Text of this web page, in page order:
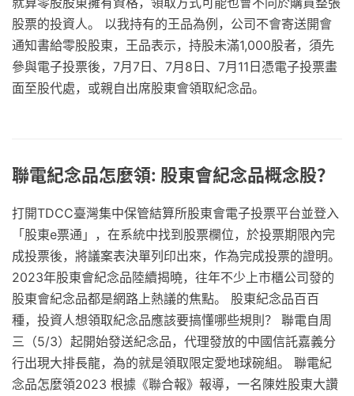
股票的投資人。 以我持有的王品為例，公司不會寄送開會
通知書給零股股東，王品表示，持股未滿1,000股者，須先
參與電子投票後，7月7日、7月8日、7月11日憑電子投票畫
面至股代處，或親自出席股東會領取紀念品。
聯電紀念品怎麼領: 股東會紀念品概念股？
打開TDCC臺灣集中保管結算所股東會電子投票平台並登入
「股東e票通」，在系統中找到股票欄位，於投票期限內完
成投票後，將議案表決單列印出來，作為完成投票的證明。
2023年股東會紀念品陸續揭曉，往年不少上市櫃公司發的
股東會紀念品都是網路上熱議的焦點。 股東紀念品百百
種，投資人想領取紀念品應該要搞懂哪些規則？ 聯電自周
三（5/3）起開始發送紀念品，代理發放的中國信託嘉義分
行出現大排長龍，為的就是領取限定愛地球碗組。 聯電紀
念品怎麼領2023 根據《聯合報》報導，一名陳姓股東大讚